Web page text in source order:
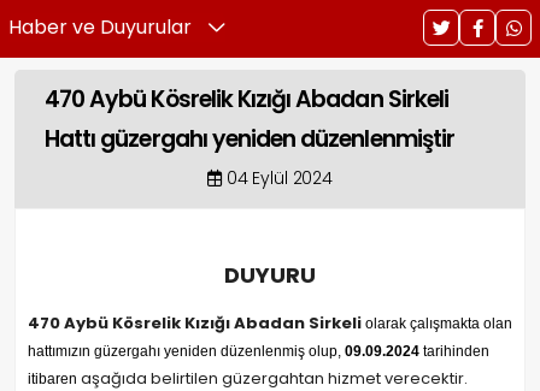
Haber ve Duyurular
470 Aybü Kösrelik Kızığı Abadan Sirkeli
Hattı güzergahı yeniden düzenlenmiştir
04 Eylül 2024
DUYURU
470 Aybü Kösrelik Kızığı Abadan Sirkeli olarak çalışmakta olan
hattımızın güzergahı yeniden düzenlenmiş olup, 09.09.2024 tarihinden
itibaren aşağıda belirtilen güzergahtan hizmet verecektir.